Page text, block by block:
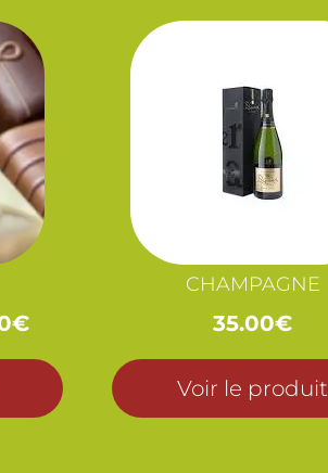
€Plage
prix :
15.00€
à
CHAMPAGNE
35.00€
Voir le produit